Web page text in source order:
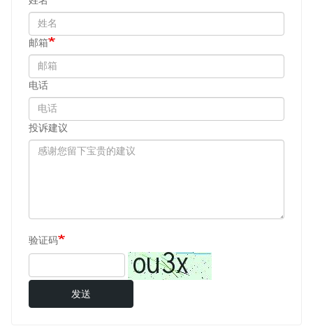
邮箱
电话
投诉建议
验证码
发送